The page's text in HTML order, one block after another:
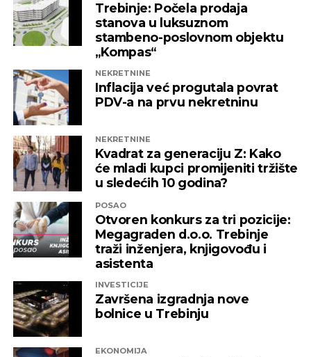
Trebinje: Počela prodaja
stanova u luksuznom
stambeno-poslovnom objektu
„Kompas“
NEKRETNINE
Inflacija već progutala povrat
PDV-a na prvu nekretninu
NEKRETNINE
Kvadrat za generaciju Z: Kako
će mladi kupci promijeniti tržište
u sledećih 10 godina?
POSAO
Otvoren konkurs za tri pozicije:
Megagraden d.o.o. Trebinje
traži inženjera, knjigovođu i
asistenta
INVESTICIJE
Završena izgradnja nove
bolnice u Trebinju
EKONOMIJA